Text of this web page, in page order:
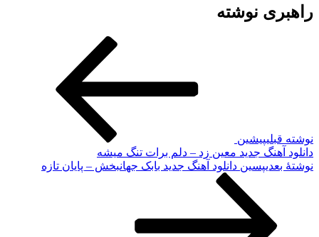
راهبری نوشته
نوشته قبلیپیشین
دانلود آهنگ جدید معین زد – دلم برات تنگ میشه
نوشته‌ٔ بعدیپسین دانلود آهنگ جدید بابک جهانبخش – پایان تازه